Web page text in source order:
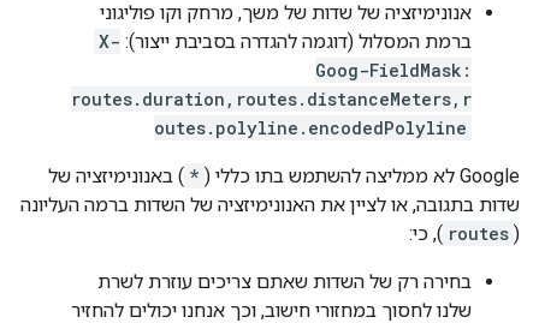
אנונימיזציה של שדות של משך, מרחק וקו פוליגוני
ברמת המסלול (דוגמה להגדרה בסביבת ייצור): X-
Goog-FieldMask:
routes.duration,routes.distanceMeters,r
outes.polyline.encodedPolyline
‫Google לא ממליצה להשתמש בתו כללי ( * ) באנונימיזציה של
שדות בתגובה, או לציין את האנונימיזציה של השדות ברמה העליונה
(
routes ), כי:
בחירה רק של השדות שאתם צריכים עוזרת לשרת
שלנו לחסוך במחזורי חישוב, וכך אנחנו יכולים להחזיר